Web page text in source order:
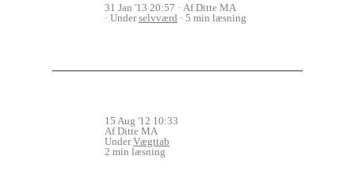
31 Jan '13 20:57
Af Ditte MA
Underselvværd 5 min læsning
15 Aug '12 10:33
Af Ditte MA
UnderVægttab
2 min læsning